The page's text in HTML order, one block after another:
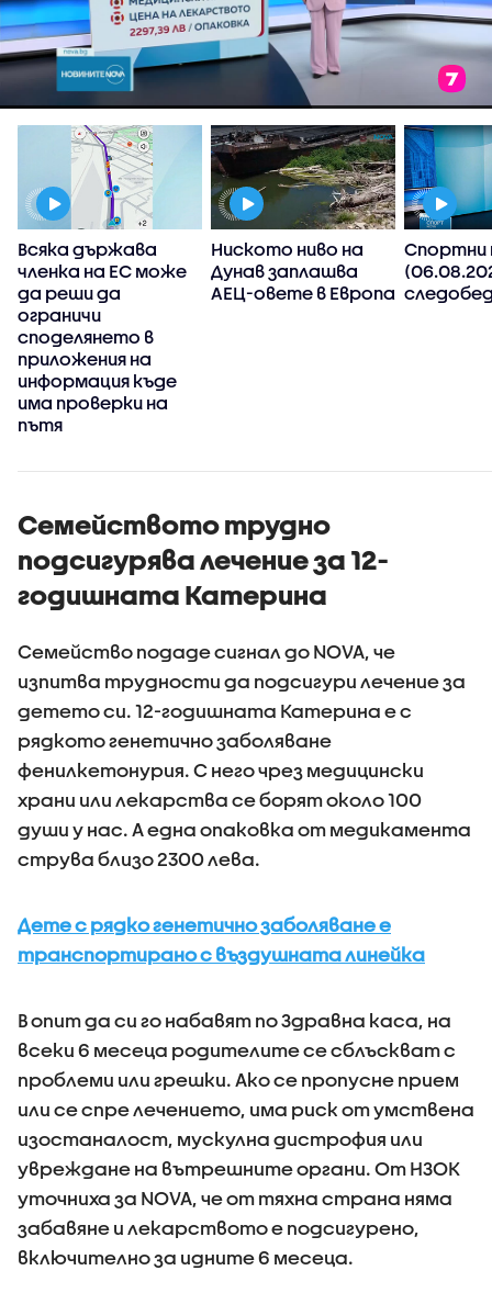
Всяка държава
членка на ЕС може
да реши да
ограничи
споделянето в
приложения на
информация къде
има проверки на
пътя
Ниското ниво на
Дунав заплашва
АЕЦ-овете в Европа
Спортни
Семейството трудно
подсигурява лечение за 12-
годишната Катерина
Семейство подаде сигнал до NOVA, че
изпитва трудности да подсигури лечение за
детето си. 12-годишната Катерина е с
рядкото генетично заболяване
фенилкетонурия. С него чрез медицински
храни или лекарства се борят около 100
души у нас. А една опаковка от медикамента
струва близо 2300 лева.
Дете с рядко генетично заболяване е
транспортирано с въздушната линейка
В опит да си го набавят по Здравна каса, на
всеки 6 месеца родителите се сблъскват с
проблеми или грешки. Ако се пропусне прием
или се спре лечението, има риск от умствена
изостаналост, мускулна дистрофия или
увреждане на вътрешните органи. От НЗОК
уточниха за NOVA, че от тяхна страна няма
забавяне и лекарството е подсигурено,
включително за идните 6 месеца.